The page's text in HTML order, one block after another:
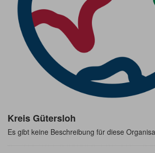
Kreis Gütersloh
Es gibt keine Beschreibung für diese